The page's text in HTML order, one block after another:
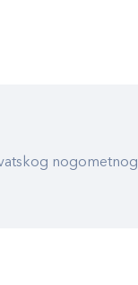
nogometnog